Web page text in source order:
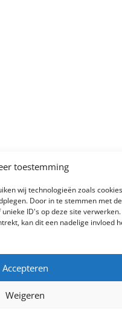
toestemming
wij technologieën zoals
Door in te stemmen met
ID's op deze site
kan dit een nadelige invloed
Accepteren
Weigeren